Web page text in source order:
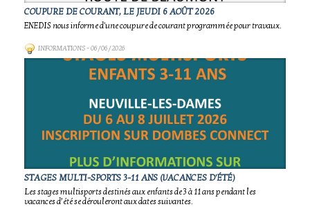
COUPURE DE COURANT, LE JEUDI 6 AOÛT 2026
ENEDIS nous informe d'une coupure de courant programmée pour travaux.
INFORMATIONS- 06/06/2026
STAGES MULTI-SPORTS 3-11 ANS (VACANCES D'ÉTÉ)
Les stages multisports destinés aux enfants de 3 à 11 ans pendant les
vacances d’été se dérouleront aux dates suivantes.